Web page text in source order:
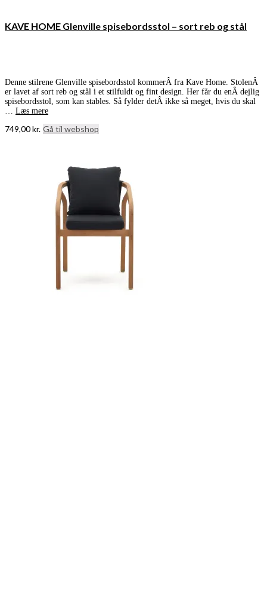
KAVE HOME Glenville spisebordsstol – sort reb og stål
Denne stilrene Glenville spisebordsstol kommerÂ fra Kave Home. StolenÂ
er lavet af sort reb og stål i et stilfuldt og fint design. Her får du enÂ dejlig
spisebordsstol, som kan stables. Så fylder detÂ ikke så meget, hvis du skal
… Læs mere
749,00kr. Gå til webshop